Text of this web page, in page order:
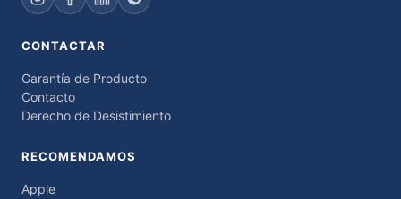
CONTACTAR
Garantía de Producto
Contacto
Derecho de Desistimiento
RECOMENDAMOS
Apple